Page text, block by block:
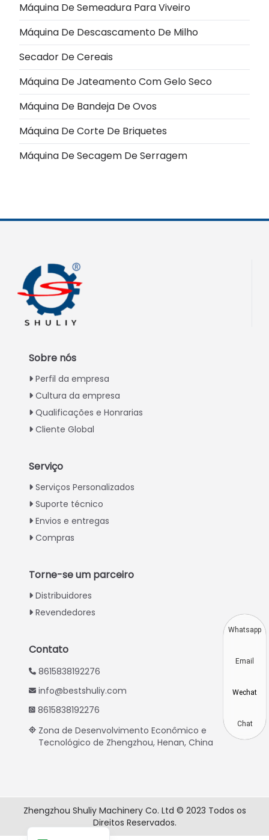
Máquina De Semeadura Para Viveiro
Máquina De Descascamento De Milho
Secador De Cereais
Máquina De Jateamento Com Gelo Seco
Máquina De Bandeja De Ovos
Máquina De Corte De Briquetes
Máquina De Secagem De Serragem
Sobre nós
Perfil da empresa
Cultura da empresa
Qualificações e Honrarias
Cliente Global
Serviço
Serviços Personalizados
Suporte técnico
Envios e entregas
Compras
Torne-se um parceiro
Distribuidores
Revendedores
Contato
8615838192276
info@bestshuliy.com
8615838192276
Zona de Desenvolvimento Econômico e
Tecnológico de Zhengzhou, Henan, China
Zhengzhou Shuliy Machinery Co. Ltd © 2023 Todos os
Direitos Reservados.
Russian
Chinese
Japanese
Swahili
Urdu
Greek
Italian
Whatsapp
Email
Wechat
Chat